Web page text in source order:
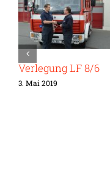
Verlegung LF 8/6
3. Mai 2019